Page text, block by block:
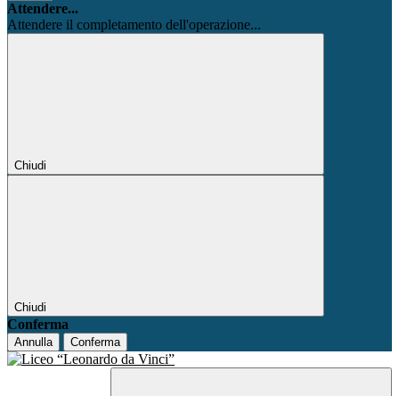
Attendere...
Attendere il completamento dell'operazione...
Chiudi
Chiudi
Conferma
Annulla Conferma